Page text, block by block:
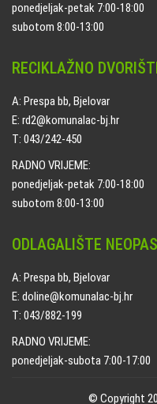
ponedjeljak-petak 7:00-18:00
subotom 8:00-13:00
RECIKLAŽNO
A: Prespa bb, Bjelovar
E: rd2@komunalac-bj.hr
T: 043/242-450
RADNO VRIJEME:
ponedjeljak-petak 7:00-18:00
subotom 8:00-13:00
ODLAGALIŠTE
A: Prespa bb, Bjelovar
E: doline@komunalac-bj.hr
T: 043/882-199
RADNO VRIJEME:
ponedjeljak-subota 7:00-17:00
© Copyright